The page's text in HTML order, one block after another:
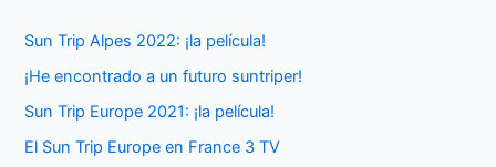
Sun Trip Alpes 2022: ¡la película!
¡He encontrado a un futuro suntriper!
Sun Trip Europe 2021: ¡la película!
El Sun Trip Europe en France 3 TV